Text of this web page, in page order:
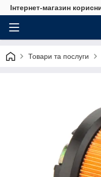
Інтернет-магазин
Товари та послуги